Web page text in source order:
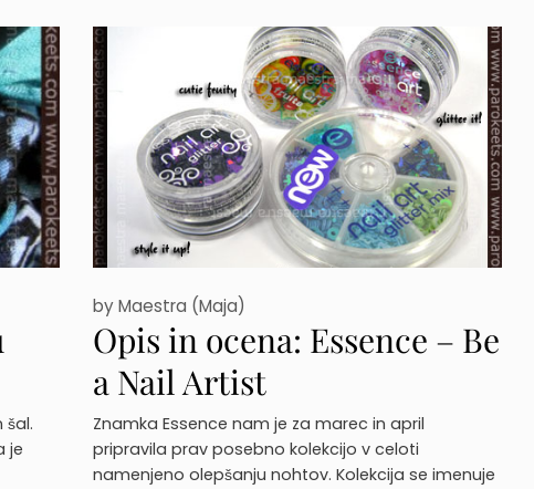
šal.
je
Opis in ocena: Essence – Be
a Nail Artist
byMaestra (Maja)
Znamka Essence nam je za marec in april
pripravila prav posebno kolekcijo v celoti
namenjeno olepšanju nohtov. Kolekcija se imenuje